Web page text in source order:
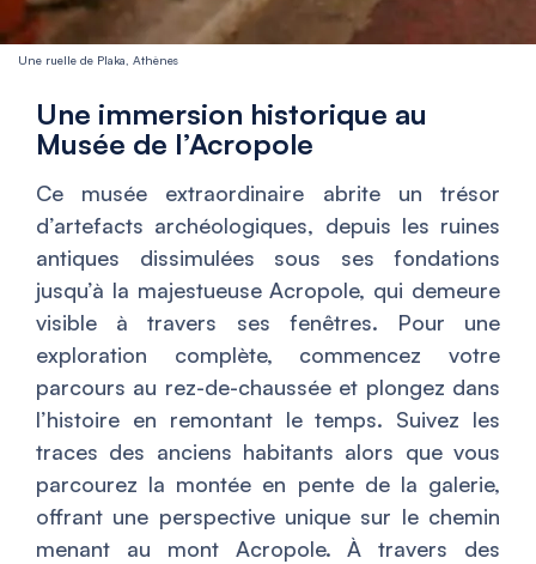
Une ruelle de Plaka, Athènes
Une immersion historique au
Musée de l’Acropole
Ce musée extraordinaire abrite un trésor
d’artefacts archéologiques, depuis les ruines
antiques dissimulées sous ses fondations
jusqu’à la majestueuse Acropole, qui demeure
visible à travers ses fenêtres. Pour une
exploration complète, commencez votre
parcours au rez-de-chaussée et plongez dans
l’histoire en remontant le temps. Suivez les
traces des anciens habitants alors que vous
parcourez la montée en pente de la galerie,
offrant une perspective unique sur le chemin
menant au mont Acropole. À travers des